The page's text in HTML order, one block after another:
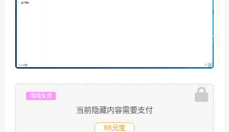
嘎嘎免费
当前隐藏内容需要支付
88元宝